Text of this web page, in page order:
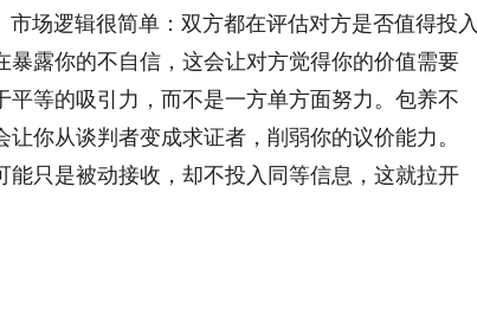
场逻辑很简单：双方都在评估对方是否值得投入
露你的不自信，这会让对方觉得你的价值需要
等的吸引力，而不是一方单方面努力。包养不
你从谈判者变成求证者，削弱你的议价能力。
只是被动接收，却不投入同等信息，这就拉开